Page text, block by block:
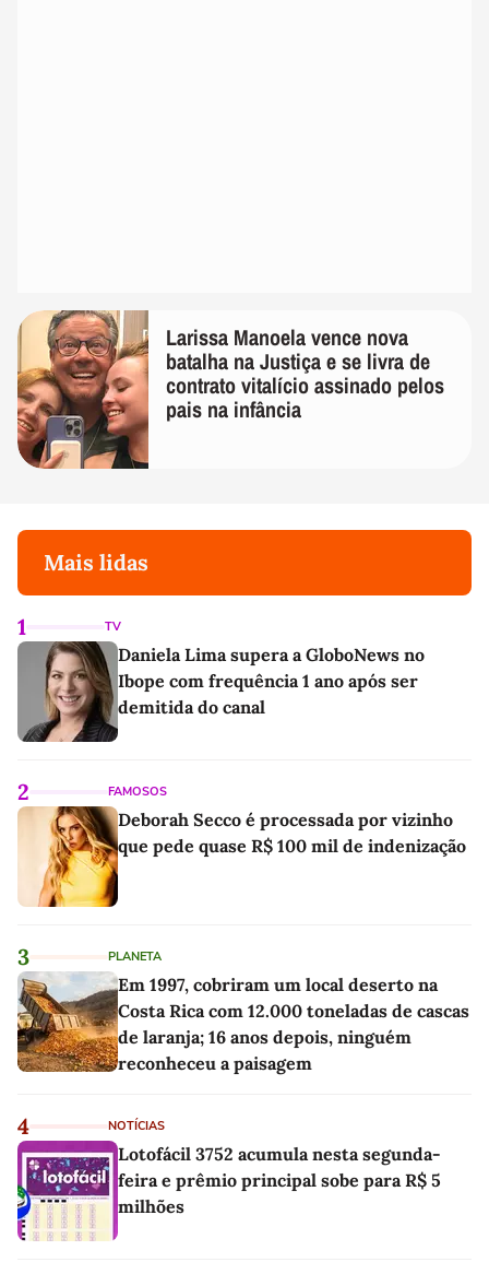
Larissa Manoela vence nova
batalha na Justiça e se livra de
contrato vitalício assinado pelos
pais na infância
Mais lidas
1 TV
Daniela Lima supera a GloboNews no
Ibope com frequência 1 ano após ser
demitida do canal
2 FAMOSOS
Deborah Secco é processada por vizinho
que pede quase R$ 100 mil de indenização
3 PLANETA
Em 1997, cobriram um local deserto na
Costa Rica com 12.000 toneladas de cascas
de laranja; 16 anos depois, ninguém
reconheceu a paisagem
4 NOTÍCIAS
Lotofácil 3752 acumula nesta segunda-
feira e prêmio principal sobe para R$ 5
milhões